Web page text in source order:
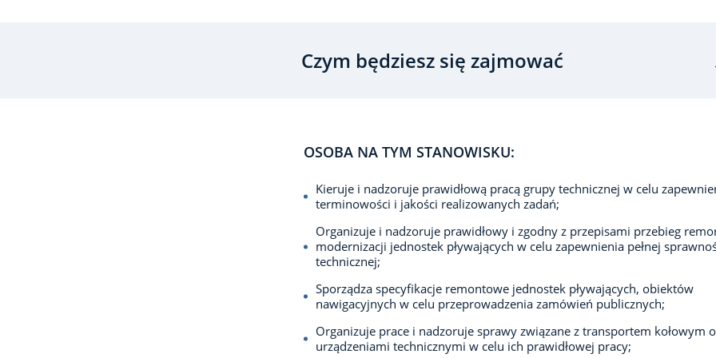
Czym będziesz się zajmować
OSOBA NA TYM STANOWISKU:
Kieruje i nadzoruje prawidłową pracą grupy technicznej w celu
terminowości i jakości realizowanych zadań;
Organizuje i nadzoruje prawidłowy i zgodny z przepisami przebieg
modernizacji jednostek pływających w celu zapewnienia pełnej
technicznej;
Sporządza specyfikacje remontowe jednostek pływających, obiektów
nawigacyjnych w celu przeprowadzenia zamówień publicznych;
Organizuje prace i nadzoruje sprawy związane z transportem kołowym
urządzeniami technicznymi w celu ich prawidłowej pracy;